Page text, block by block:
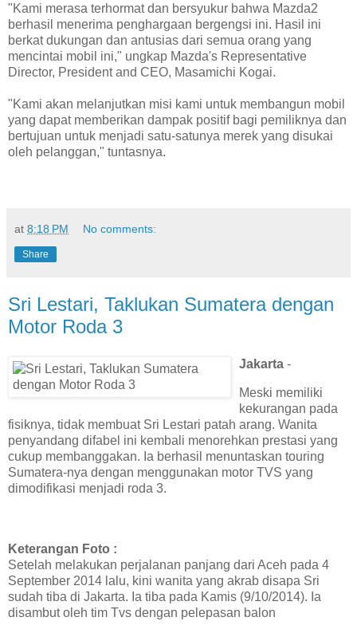
"Kami merasa terhormat dan bersyukur bahwa Mazda2
berhasil menerima penghargaan bergengsi ini. Hasil ini
berkat dukungan dan antusias dari semua orang yang
mencintai mobil ini," ungkap Mazda's Representative
Director, President and CEO, Masamichi Kogai.
"Kami akan melanjutkan misi kami untuk membangun mobil
yang dapat memberikan dampak positif bagi pemiliknya dan
bertujuan untuk menjadi satu-satunya merek yang disukai
oleh pelanggan," tuntasnya.
at 8:18 PM No comments:
Share
Sri Lestari, Taklukan Sumatera dengan
Motor Roda 3
Jakarta -
Meski memiliki
kekurangan pada
fisiknya, tidak membuat Sri Lestari patah arang. Wanita
penyandang difabel ini kembali menorehkan prestasi yang
cukup membanggakan. Ia berhasil menuntaskan touring
Sumatera-nya dengan menggunakan motor TVS yang
dimodifikasi menjadi roda 3.
Keterangan Foto :
Setelah melakukan perjalanan panjang dari Aceh pada 4
September 2014 lalu, kini wanita yang akrab disapa Sri
sudah tiba di Jakarta. Ia tiba pada Kamis (9/10/2014). Ia
disambut oleh tim Tvs dengan pelepasan balon